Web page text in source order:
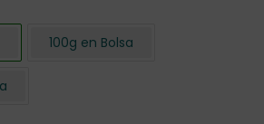
100g en Bolsa